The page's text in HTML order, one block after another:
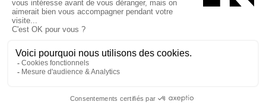
Bâtiment-Durable-Québec-1
Esquisses-1
MP-1 v2com-1